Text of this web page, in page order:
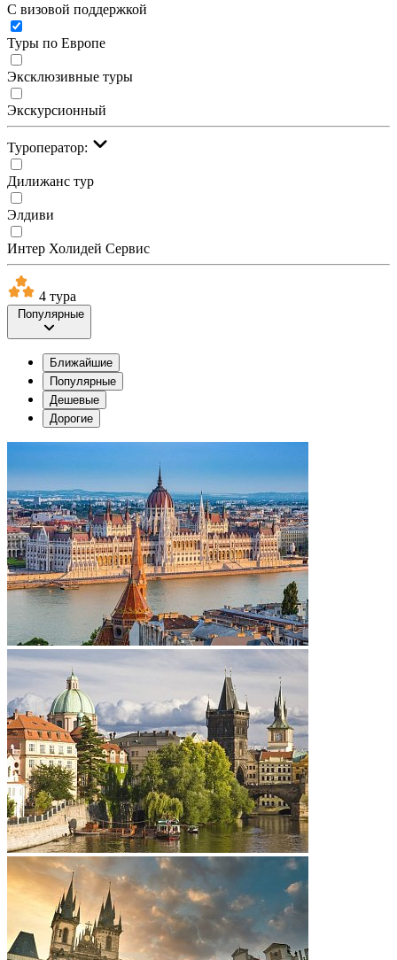
С визовой поддержкой
Туры по Европе
Эксклюзивные туры
Экскурсионный
Туроператор:
Дилижанс тур
Элдиви
Интер Холидей Сервис
4 тура
Популярные
Ближайшие
Популярные
Дешевые
Дорогие